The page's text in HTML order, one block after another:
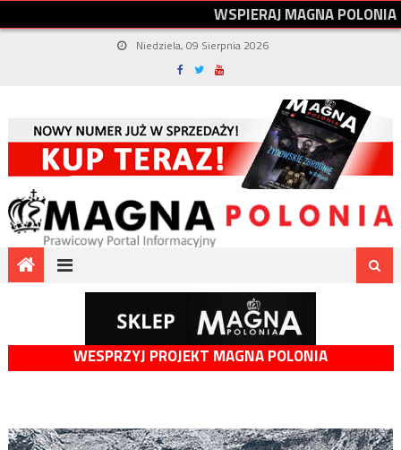
WSPIERAJMAGNAPOLONIA
Niedziela, 09 Sierpnia 2026
WESPRZYJ PROJEKT MAGNA POLONIA